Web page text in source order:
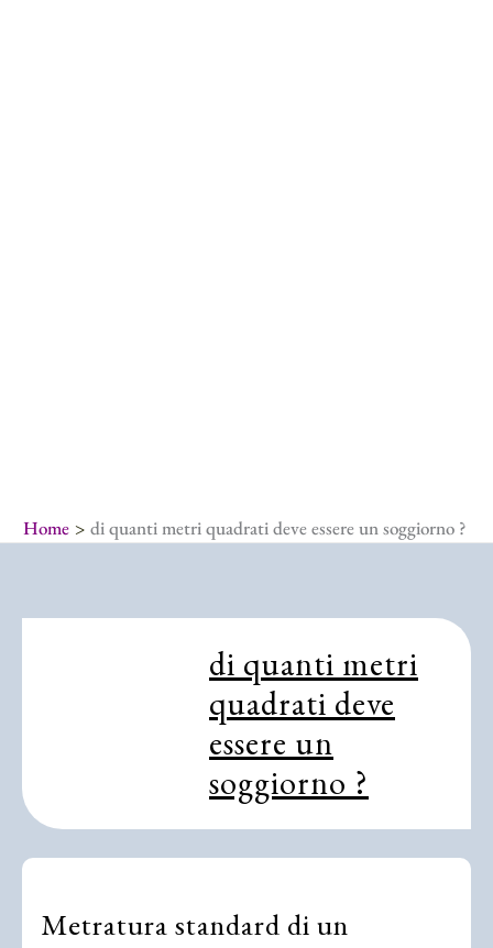
Home di quanti metri quadrati deve essere un soggiorno ?
di quanti metri
quadrati deve
essere un
soggiorno ?
Metratura standard di un